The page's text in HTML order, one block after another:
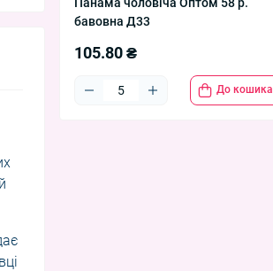
бавовна Д33
105.80 ₴
До кошика